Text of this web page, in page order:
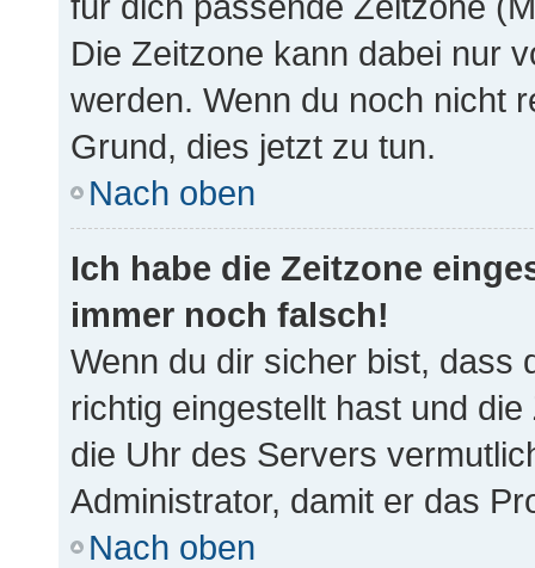
Die Zeitzone kann dabei nur
werden. Wenn du noch nicht
Grund, dies jetzt zu tun.
Nach oben
Ich habe die Zeitzone
immer noch falsch!
Wenn du dir sicher bist, dass
richtig eingestellt hast und
die Uhr des Servers
Administrator, damit er das
Nach oben